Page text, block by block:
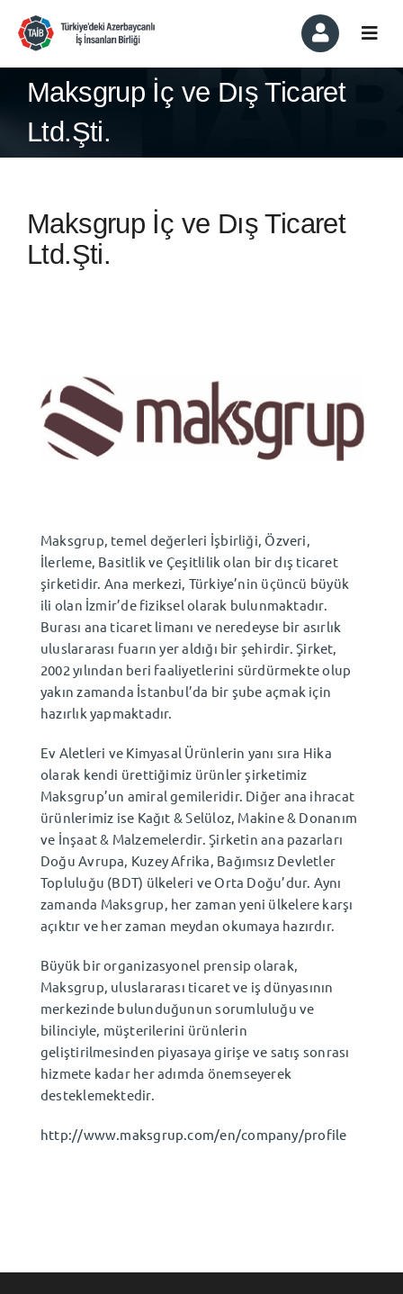
content
Kurumsal
Haber ve Etkinlikler
TR ⌄
Maksgrup İç ve Dış Ticaret
Ltd.Şti.
Maksgrup İç ve Dış Ticaret
Ltd.Şti.
Maksgrup, temel değerleri İşbirliği, Özveri,
İlerleme, Basitlik ve Çeşitlilik olan bir dış ticaret
şirketidir. Ana merkezi, Türkiye’nin üçüncü büyük
ili olan İzmir’de fiziksel olarak bulunmaktadır.
Burası ana ticaret limanı ve neredeyse bir asırlık
uluslararası fuarın yer aldığı bir şehirdir. Şirket,
2002 yılından beri faaliyetlerini sürdürmekte olup
yakın zamanda İstanbul’da bir şube açmak için
hazırlık yapmaktadır.
Ev Aletleri ve Kimyasal Ürünlerin yanı sıra Hika
olarak kendi ürettiğimiz ürünler şirketimiz
Maksgrup’un amiral gemileridir. Diğer ana ihracat
ürünlerimiz ise Kağıt & Selüloz, Makine & Donanım
ve İnşaat & Malzemelerdir. Şirketin ana pazarları
Doğu Avrupa, Kuzey Afrika, Bağımsız Devletler
Topluluğu (BDT) ülkeleri ve Orta Doğu’dur. Aynı
zamanda Maksgrup, her zaman yeni ülkelere karşı
açıktır ve her zaman meydan okumaya hazırdır.
Büyük bir organizasyonel prensip olarak,
Maksgrup, uluslararası ticaret ve iş dünyasının
merkezinde bulunduğunun sorumluluğu ve
bilinciyle, müşterilerini ürünlerin
geliştirilmesinden piyasaya girişe ve satış sonrası
hizmete kadar her adımda önemseyerek
desteklemektedir.
http://www.maksgrup.com/en/company/profile